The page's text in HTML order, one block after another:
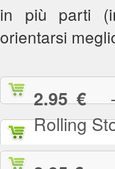
in più parti
orientarsi
2.95 €—
Rolling